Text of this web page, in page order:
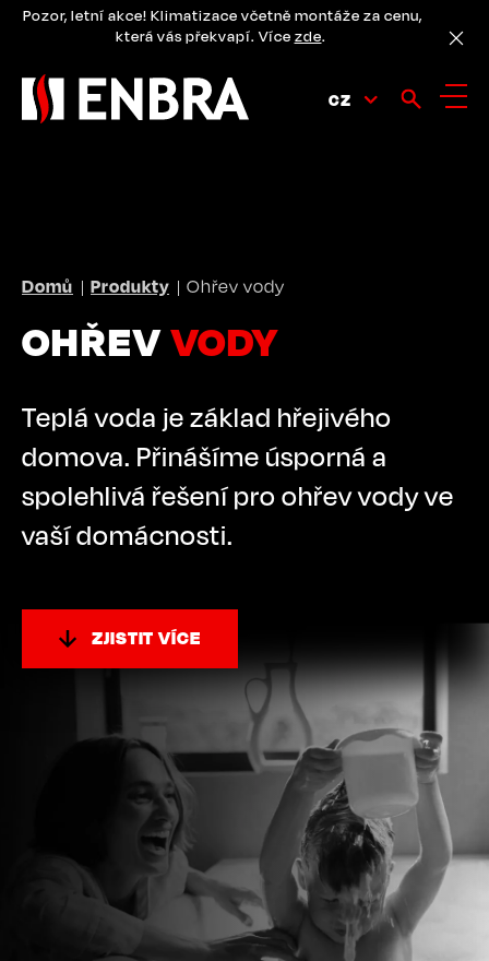
PřejítPozor, letní akce! Klimatizace včetně montáže za cenu,
která vás překvapí. Více zde.
CZ
DROBEČKOVÁ
NAVIGACE
Domů Produkty Ohřev vody
OHŘEVVODY
Teplá voda je základ hřejivého
domova. Přinášíme úsporná a
spolehlivá řešení pro ohřev vody ve
vaší domácnosti.
ZJISTIT VÍCE